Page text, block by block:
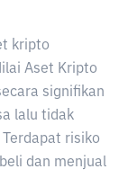
kripto
Aset Kripto
signifikan
lalu tidak
risiko
dan menjual